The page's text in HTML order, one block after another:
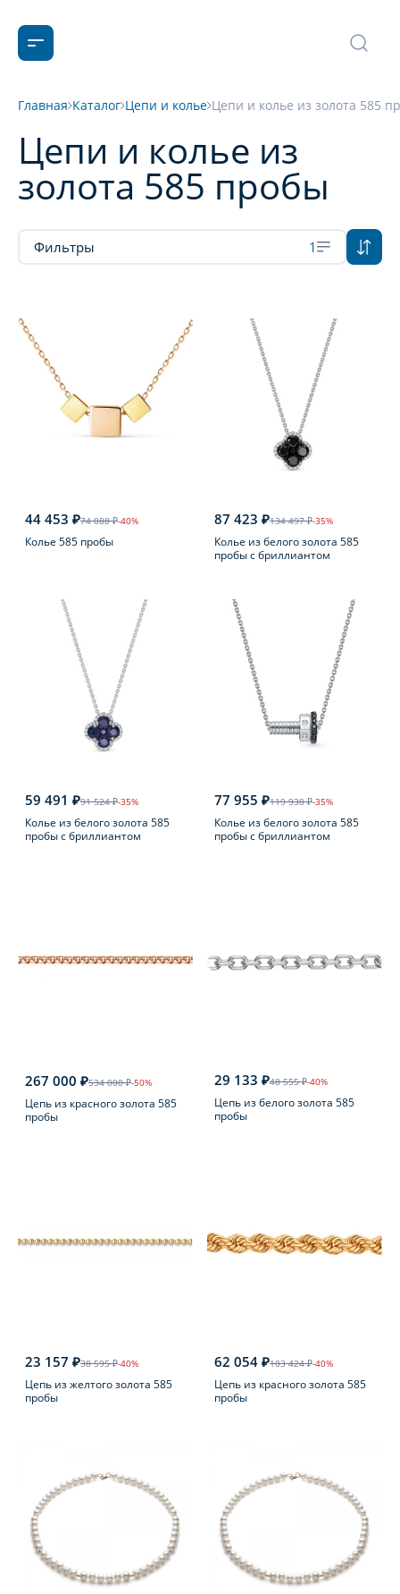
Главная Каталог Цепи и колье Цепи и колье из золота 585
Цепи и колье из
золота 585 пробы
Фильтры 1
44 453 ₽74 088 ₽-40%
Колье 585 пробы
87 423 ₽134 497 ₽-35%
Колье из белого золота 585
пробы с бриллиантом
59 491 ₽91 524 ₽-35%
Колье из белого золота 585
пробы с бриллиантом
77 955 ₽119 930 ₽-35%
Колье из белого золота 585
пробы с бриллиантом
267 000 ₽534 000 ₽-50%
Цепь из красного золота 585
пробы
29 133 ₽48 555 ₽-40%
Цепь из белого золота 585
пробы
23 157 ₽38 595 ₽-40%
Цепь из желтого золота 585
пробы
62 054 ₽103 424 ₽-40%
Цепь из красного золота 585
пробы